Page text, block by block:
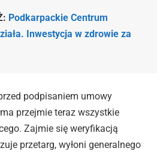
Podkarpackie Centrum
Inwestycja w zdrowie za
podpisaniem umowy
przejmie teraz wszystkie
Zajmie się weryfikacją
przetarg, wyłoni generalnego